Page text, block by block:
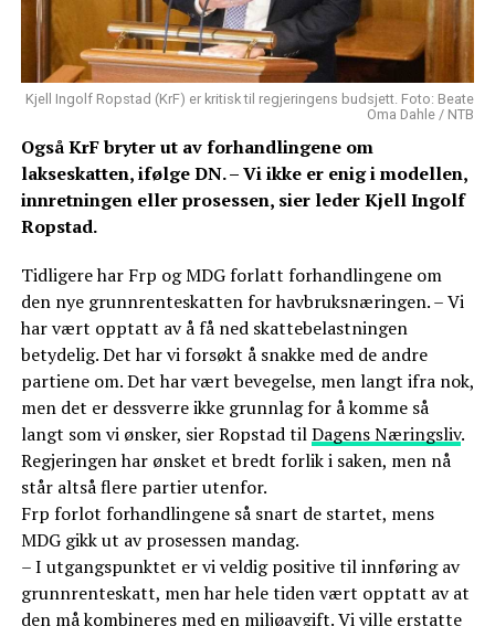
Kjell Ingolf Ropstad (KrF) er kritisk til regjeringens budsjett. Foto: Beate
Oma Dahle / NTB
Også KrF bryter ut av forhandlingene om
lakseskatten, ifølge DN. – Vi ikke er enig i modellen,
innretningen eller prosessen, sier leder Kjell Ingolf
Ropstad.
Tidligere har Frp og MDG forlatt forhandlingene om
den nye grunnrenteskatten for havbruksnæringen. – Vi
har vært opptatt av å få ned skattebelastningen
betydelig. Det har vi forsøkt å snakke med de andre
partiene om. Det har vært bevegelse, men langt ifra nok,
men det er dessverre ikke grunnlag for å komme så
langt som vi ønsker, sier Ropstad tilDagens Næringsliv.
Regjeringen har ønsket et bredt forlik i saken, men nå
står altså flere partier utenfor.
Frp forlot forhandlingene så snart de startet, mens
MDG gikk ut av prosessen mandag.
– I utgangspunktet er vi veldig positive til innføring av
grunnrenteskatt, men har hele tiden vært opptatt av at
den må kombineres med en miljøavgift. Vi ville erstatte